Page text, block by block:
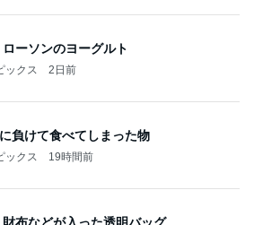
ーソンのヨーグルト
ックス 2日前
負けて食べてしまった物
ックス 19時間前
布などが入った透明バッグ